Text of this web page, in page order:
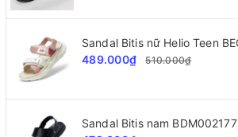
Sandal Bitis nữ Helio Teen
489.000₫
510.000₫
Sandal Bitis nam